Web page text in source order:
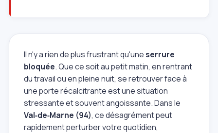
Il n'y a rien de plus frustrant qu'uneserrure
bloquée. Que ce soit au petit matin, en rentrant
du travail ou en pleine nuit, se retrouver face à
une porte récalcitrante est une situation
stressante et souvent angoissante. Dans le
Val‑de‑Marne (94), ce désagrément peut
rapidement perturber votre quotidien,